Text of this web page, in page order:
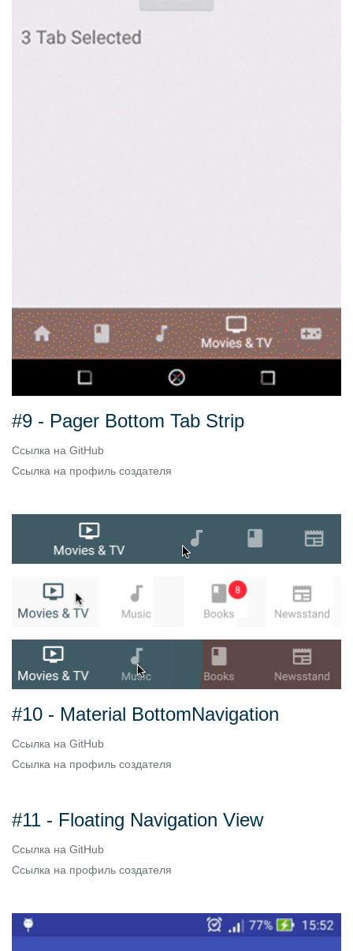
#9 - Pager Bottom Tab Strip
Ссылка на GitHub
Ссылка на профиль создателя
#10 - Material BottomNavigation
Ссылка на GitHub
Ссылка на профиль создателя
#11 - Floating Navigation View
Ссылка на GitHub
Ссылка на профиль создателя